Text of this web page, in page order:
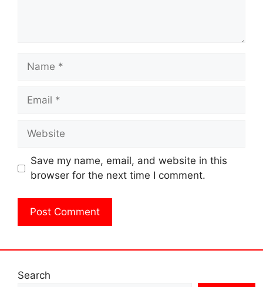
Name
Email
Website
Save my name, email, and website in this
browser for the next time I comment.
Search